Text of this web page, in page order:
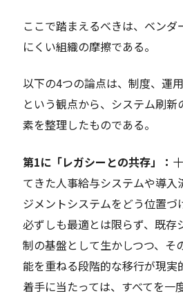
ここで踏まえるべきは、ベンダ
にくい組織の摩擦である。
以下の4つの論点は、制度、運
という観点から、システム刷
素を整理したものである。
第1に「レガシーとの共存」：
てきた人事給与システムや導入
ジメントシステムをどう位置づ
必ずしも最適とは限らず、既存
制の基盤として生かしつつ、そ
能を重ねる段階的な移行が現実
着手に当たっては、すべてを一